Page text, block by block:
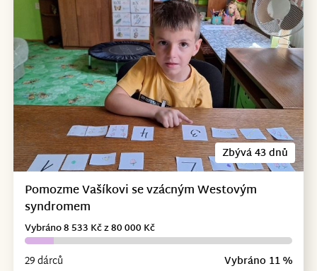
Zbývá 43 dnů
Pomozme Vašíkovi se vzácným Westovým
syndromem
29 dárců Vybráno 11 %
Vybráno 8 533 Kč z 80 000 Kč